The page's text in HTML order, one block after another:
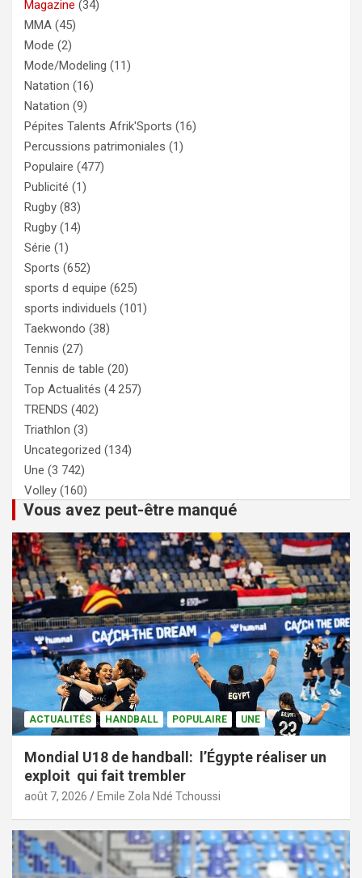
Magazine (34)
MMA (45)
Mode (2)
Mode/Modeling (11)
Natation (16)
Natation (9)
Pépites Talents Afrik'Sports (16)
Percussions patrimoniales (1)
Populaire (477)
Publicité (1)
Rugby (83)
Rugby (14)
Série (1)
Sports (652)
sports d equipe (625)
sports individuels (101)
Taekwondo (38)
Tennis (27)
Tennis de table (20)
Top Actualités (4 257)
TRENDS (402)
Triathlon (3)
Uncategorized (134)
Une (3 742)
Volley (160)
Vous avez peut-être manqué
ACTUALITÉS HANDBALL POPULAIRE UNE
Mondial U18 de handball: l’Égypte réaliser un
exploit qui fait trembler
août 7, 2026 Emile Zola Ndé Tchoussi